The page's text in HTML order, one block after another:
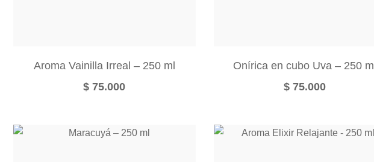
Aroma Vainilla Irreal – 250 ml
$ 75.000
Onírica en cubo Uva – 250 ml
$75.000